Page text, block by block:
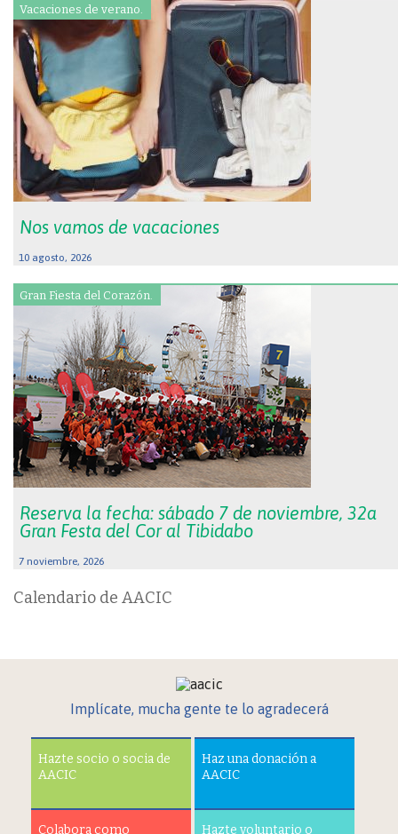
Vacaciones de verano.
Nos vamos de vacaciones
10 agosto, 2026
Gran Fiesta del Corazón.
Reserva la fecha: sábado 7 de noviembre, 32a
Gran Festa del Cor al Tibidabo
7 noviembre, 2026
Calendario de AACIC
Implícate, mucha gente te lo agradecerá
Hazte socio o socia de
AACIC
Haz una donación a
AACIC
Colabora como Hazte voluntario o